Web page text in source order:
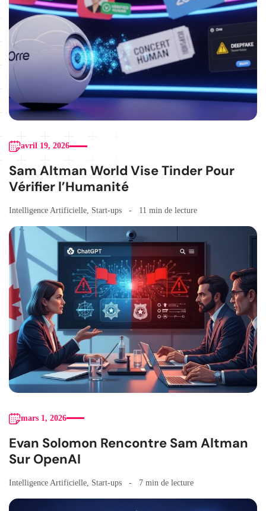
avril 19, 2026
Sam Altman World Vise Tinder Pour
Vérifier l’Humanité
Intelligence Artificielle, Start-ups 11 min de lecture
mars 1, 2026
Evan Solomon Rencontre Sam Altman
Sur OpenAI
Intelligence Artificielle Start-ups 7 min de lecture